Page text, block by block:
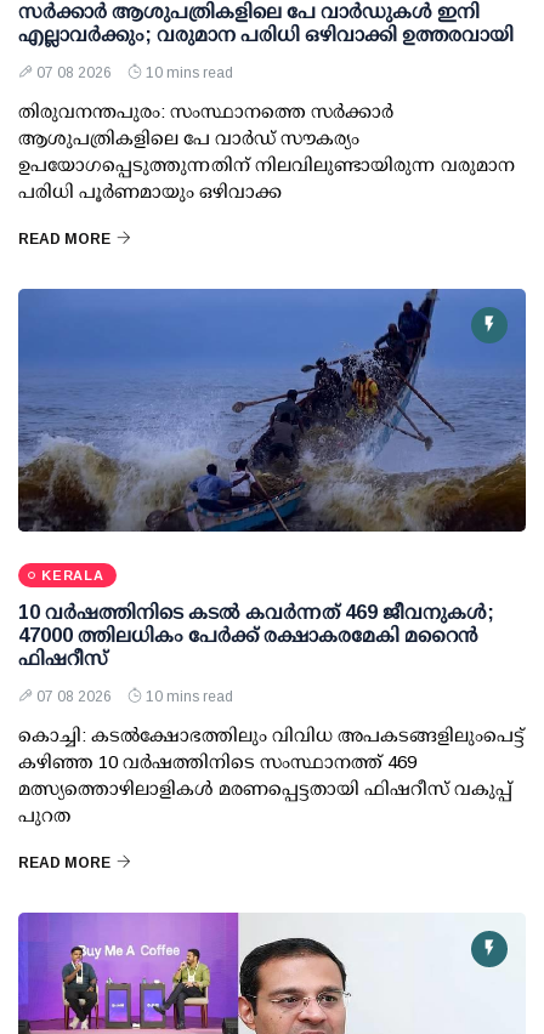
സര്‍ക്കാര്‍ ആശുപത്രികളിലെ പേ വാര്‍ഡുകള്‍ ഇനി
എല്ലാവര്‍ക്കും; വരുമാന പരിധി ഒഴിവാക്കി ഉത്തരവായി
07 08 2026 10 mins read
തിരുവനന്തപുരം: സംസ്ഥാനത്തെ സര്‍ക്കാര്‍
ആശുപത്രികളിലെ പേ വാര്‍ഡ് സൗകര്യം
ഉപയോഗപ്പെടുത്തുന്നതിന് നിലവിലുണ്ടായിരുന്ന വരുമാന
പരിധി പൂര്‍ണമായും ഒഴിവാക്ക
READ MORE
KERALA
10 വര്‍ഷത്തിനിടെ കടല്‍ കവര്‍ന്നത് 469 ജീവനുകള്‍;
47000 ത്തിലധികം പേര്‍ക്ക് രക്ഷാകരമേകി മറൈന്‍
ഫിഷറീസ്
07 08 2026 10 mins read
കൊച്ചി: കടല്‍ക്ഷോഭത്തിലും വിവിധ അപകടങ്ങളിലുംപെട്ട്
കഴിഞ്ഞ 10 വര്‍ഷത്തിനിടെ സംസ്ഥാനത്ത് 469
മത്സ്യത്തൊഴിലാളികള്‍ മരണപ്പെട്ടതായി ഫിഷറീസ് വകുപ്പ്
പുറത
READ MORE